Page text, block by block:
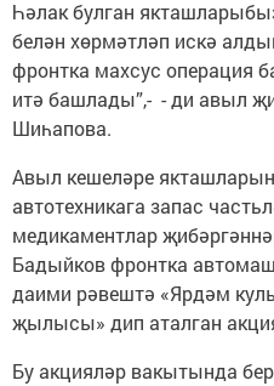
Һәлак булган
белән хөрмәтләп искә
фронтка махсус операция
итә башлады”,- - ди авыл
Шиһапова.
Авыл кешеләре
автотехникага запас
медикаментлар
Бадыйков фронтка
даими рәвештә «Ярдәм
җылысы» дип аталган
Бу акцияләр вакытында